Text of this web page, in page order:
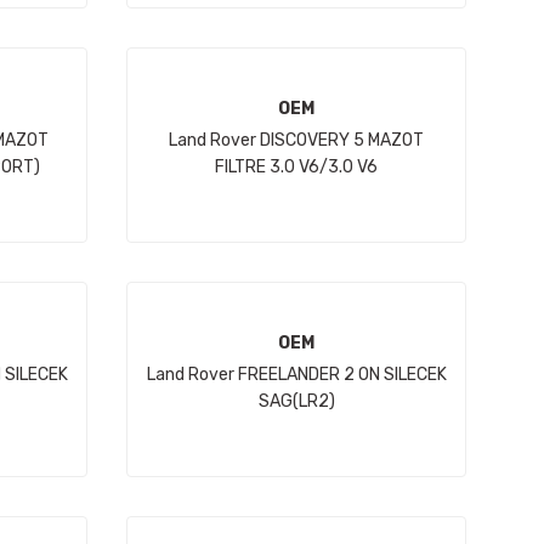
OEM
Land Rover DISCOVERY 5 MAZOT
FILTRE 3.0 V6/3.0 V6
OEM
Land Rover FREELANDER 2 ON SILECEK
SAG(LR2)